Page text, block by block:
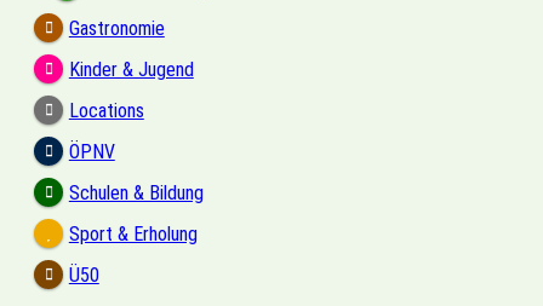
Gastronomie
Kinder & Jugend
Locations
ÖPNV
Schulen & Bildung
Sport & Erholung
Ü50